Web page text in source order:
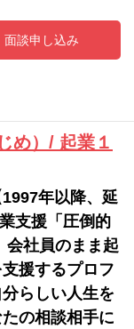
面談申し込み
め）/ 起業１
年以降、延
支援「圧倒的
会社員のまま起
援するプロフ
らしい人生を
の相談相手に